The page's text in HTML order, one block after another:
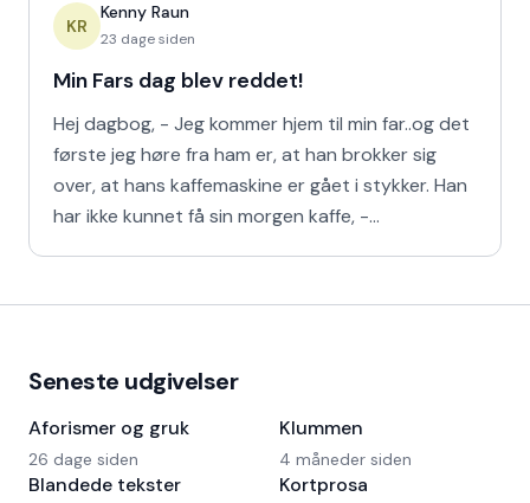
KR
Kenny Raun
23 dage siden
Min Fars dag blev reddet!
Hej dagbog, - Jeg kommer hjem til min far..og det
første jeg høre fra ham er, at han brokker sig
over, at hans kaffemaskine er gået i stykker. Han
har ikke kunnet få sin morgen kaffe, -
Seneste udgivelser
Aforismer og gruk
26 dage siden
Blandede tekster
Klummen
4 måneder siden
Kortprosa